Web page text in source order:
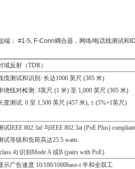
： #1-5, F-Conn耦合器，网络/电话线测试和ID
域反射（TDR）
缆测试和识别: 长达1000 英尺 (305 米)
绕线对检测: 3英尺 (1 米) 至 1,000 英尺 (305 米)
度测试: 0 至 1,500 英尺 (457 米), ± (5%+1英尺)
试IEEE 802.3af 与IEEE 802.3at (PoE Plus)
试等级和负荷高达25.5 watts
4) 识别Mode A 或B (pairs with PoE)
示广告速度 10/100/1000base-t 半和全双工